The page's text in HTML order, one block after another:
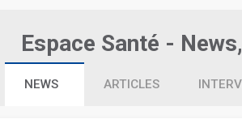
Espace Santé -
NEWS ARTICLES